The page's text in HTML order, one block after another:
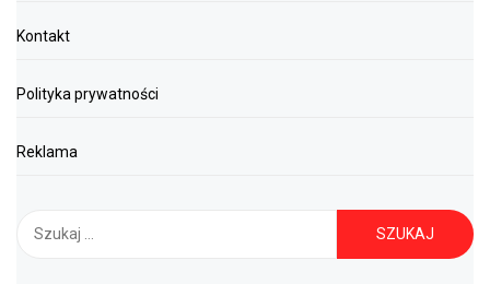
Kontakt
Polityka prywatności
Reklama